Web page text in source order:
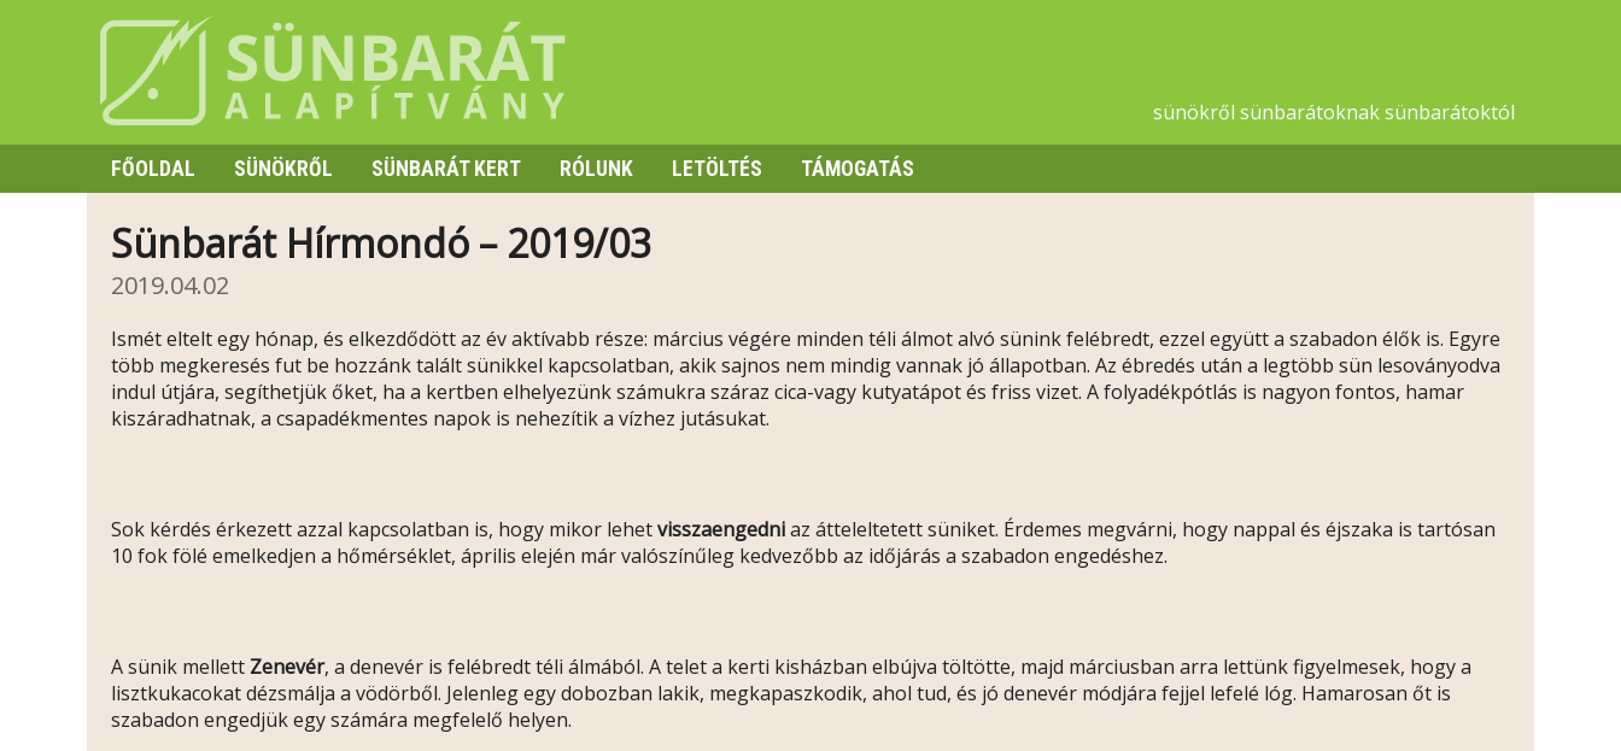
sünökről sünbarátoknak sünbarátoktól
FŐOLDAL
SÜNÖKRŐL
HIBERNÁCIÓ
SÜNBARÁT KERT RÓLUNK LETÖLTÉS TÁMOGATÁS
Sünbarát Hírmondó – 2019/03
2019.04.02
Ismét eltelt egy hónap, és elkezdődött az év aktívabb része: március végére minden téli álmot alvó sünink felébredt, ezzel együtt a szabadon élők is. Egyre
több megkeresés fut be hozzánk talált sünikkel kapcsolatban, akik sajnos nem mindig vannak jó állapotban. Az ébredés után a legtöbb sün lesoványodva
indul útjára, segíthetjük őket, ha a kertben elhelyezünk számukra száraz cica-vagy kutyatápot és friss vizet. A folyadékpótlás is nagyon fontos, hamar
kiszáradhatnak, a csapadékmentes napok is nehezítik a vízhez jutásukat.
Sok kérdés érkezett azzal kapcsolatban is, hogy mikor lehetvisszaengedniaz átteleltetett süniket. Érdemes megvárni, hogy nappal és éjszaka is tartósan
10 fok fölé emelkedjen a hőmérséklet, április elején már valószínűleg kedvezőbb az időjárás a szabadon engedéshez.
A sünik mellett Zenevér, a denevér is felébredt téli álmából. A telet a kerti kisházban elbújva töltötte, majd márciusban arra lettünk figyelmesek, hogy a
lisztkukacokat dézsmálja a vödörből. Jelenleg egy dobozban lakik, megkapaszkodik, ahol tud, és jó denevér módjára fejjel lefelé lóg. Hamarosan őt is
szabadon engedjük egy számára megfelelő helyen.